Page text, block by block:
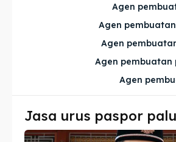
Imta
Imta
Agen
Agen
Agen
Agen pembuatan
Agen
Jasa urus paspor palu